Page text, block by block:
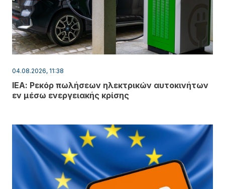
04.08.2026, 11:38
ΙΕΑ: Ρεκόρ πωλήσεων ηλεκτρικών αυτοκινήτων
εν μέσω ενεργειακής κρίσης